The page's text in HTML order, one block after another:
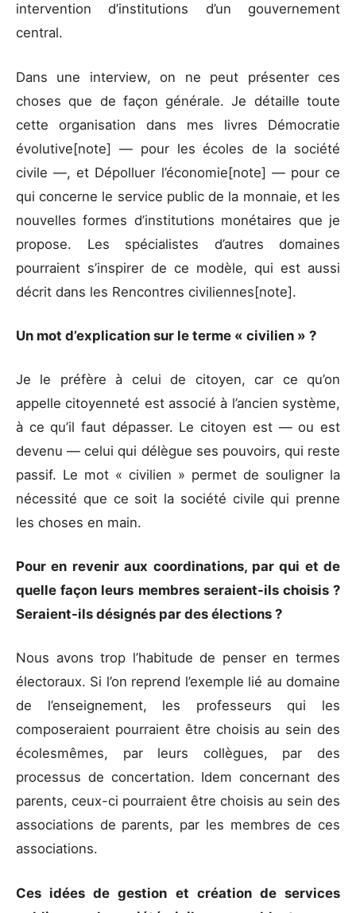
intervention d’institutions d’un gouvernement
central.
Dans une interview, on ne peut présenter ces
choses que de façon générale. Je détaille toute
cette organisation dans mes livres Démocratie
évolutive[note] — pour les écoles de la société
civile —, et Dépolluer l’économie[note] — pour ce
qui concerne le service public de la monnaie, et les
nouvelles formes d’institutions monétaires que je
propose. Les spécialistes d’autres domaines
pourraient s’inspirer de ce modèle, qui est aussi
décrit dans les Rencontres civiliennes[note].
Un mot d’explication sur le terme « civilien » ?
Je le préfère à celui de citoyen, car ce qu’on
appelle citoyenneté est associé à l’ancien système,
à ce qu’il faut dépasser. Le citoyen est — ou est
devenu — celui qui délègue ses pouvoirs, qui reste
passif. Le mot « civilien » permet de souligner la
nécessité que ce soit la société civile qui prenne
les choses en main.
Pour en revenir aux coordinations, par qui et de
quelle façon leurs membres seraient-ils choisis ?
Seraient-ils désignés par des élections ?
Nous avons trop l’habitude de penser en termes
électoraux. Si l’on reprend l’exemple lié au domaine
de l’enseignement, les professeurs qui les
composeraient pourraient être choisis au sein des
écolesmêmes, par leurs collègues, par des
processus de concertation. Idem concernant des
parents, ceux-ci pourraient être choisis au sein des
associations de parents, par les membres de ces
associations.
Ces idées de gestion et création de services